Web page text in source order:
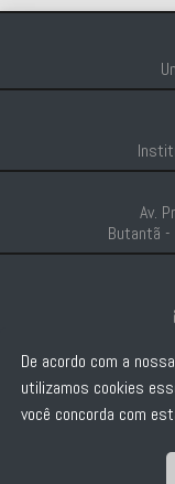
Av.
Butantã -
De acordo com a
utilizamos cookies
você concorda com